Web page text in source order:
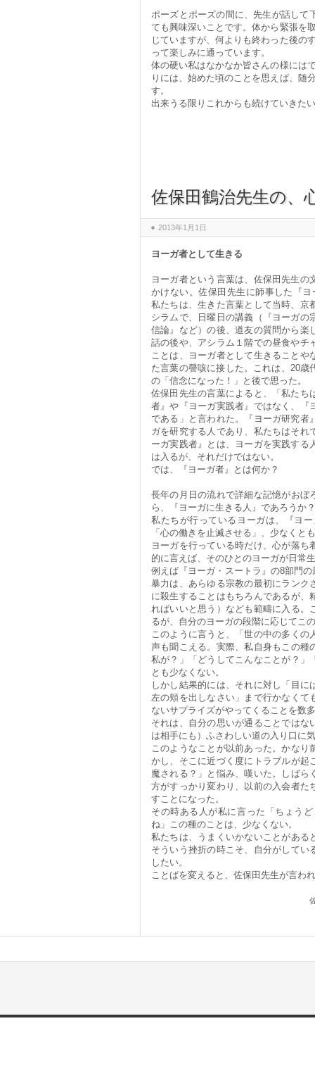
ポーズとポーズの間に、先生が話して
ても興味深いことです。体から緊張を
じていますが、何よりも終わった後の
って楽しみに通っています。
体の硬い私はなかなか皆さんの様には
りには、始めた頃のことを思えば、随
す。
出来うる限りこれからも続けていきた
佐保田鶴治先生の、
2013年1月1日
ヨーガ者として生きる
ヨーガ者という言葉は、佐保田先生の
かけない。佐保田先生に師事した『
私たちは、生きた言葉として当時、京
シラムで、日曜日の講義（『ヨーガの
信論』など）の後、道友の質問から楽
話の後や、アシラム１階での昼食やチ
ことは、ヨーガ者として生きることや
た言葉の謦咳に接した。これは、20歳
の「信念になった！」と後で思った。
佐保田先生の言葉によると、「私たち
者』や『ヨーガ実践者』ではなく、『
である」と言われた。『ヨーガ研究者
ガを研究する人であり、私たちはそれ
ーガ実践者』とは、ヨーガを実践する
は入るが、それだけではない。
では、『ヨーガ者』とは何か？
長年の月日の流れで詳細な記憶がおぼ
ら、『ヨーガに生きる人』であろうか？
私たちが行っているヨーガは、『ヨ
「心の働きを止滅させる」、少なくと
ヨーガを行っている時だけ、心が落
的に言えば、そのひとのヨーガが日常
例えば『ヨーガ・スートラ』の8部門
暴力は、あらゆる宗教の最初にランク
に殺生することはもちろんであるが
ればいいと思う）なども範疇に入る。
るが、自分のヨーガの段階に応じてこ
このように言うと、「世の中の多く
声も聞こえる。実際、私自身もこの種
私が？」「どうしてこんなことが？」
とも少なくない。
しかし結果的には、それに対し「目
左の頬を出しなさい」まで行かなくて
ないサプライズがやってくることを数
それは、自分の思いが通ることでは
は相手にも）ふさわしい道の入り口に
このようなことが以前あった。かな
かし、そこに近づく度にトラブルが起
魔される？」と悩み、嘆いた。しば
方がすっかり変わり、以前の入会者た
すことになった。
その時ある人が私に言った「ちょう
ね」この種のことは、少なくない。
私たちは、うまくいかないことがある
そういう挫折の時こそ、自分がして
したい。
ことばを変えると、佐保田先生が言わ